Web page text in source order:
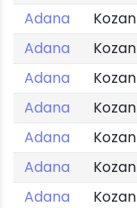
Adana
Kozan
Adana
Kozan
Adana
Kozan
Adana
Kozan
Adana
Kozan
Adana
Kozan
Adana
Kozan